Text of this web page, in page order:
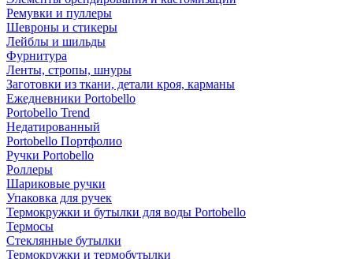
Ремувки и пуллеры
Шевроны и стикеры
Лейблы и шильды
Фурнитура
Ленты, стропы, шнуры
Заготовки из ткани, детали кроя, карманы
Ежедневники Portobello
Portobello Trend
Недатированный
Portobello Портфолио
Ручки Portobello
Роллеры
Шариковые ручки
Упаковка для ручек
Термокружки и бутылки для воды Portobello
Термосы
Стеклянные бутылки
Термокружки и термобутылки